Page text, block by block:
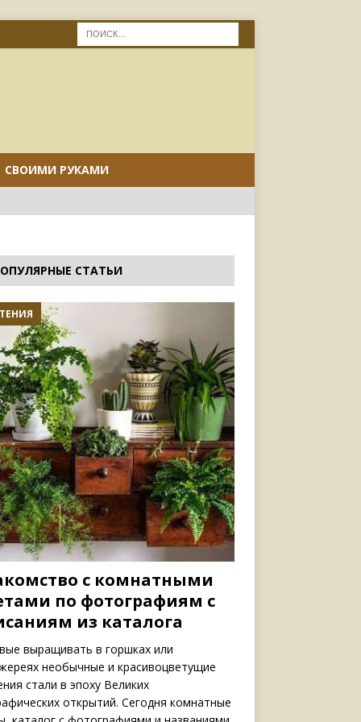
СВОИМИ РУКАМИ
СТАТЬИ
с комнатными
по фотографиям с
из каталога
выращивать в горшках или
необычные и красивоцветущие
стали в эпоху Великих
открытий. Сегодня комнатные